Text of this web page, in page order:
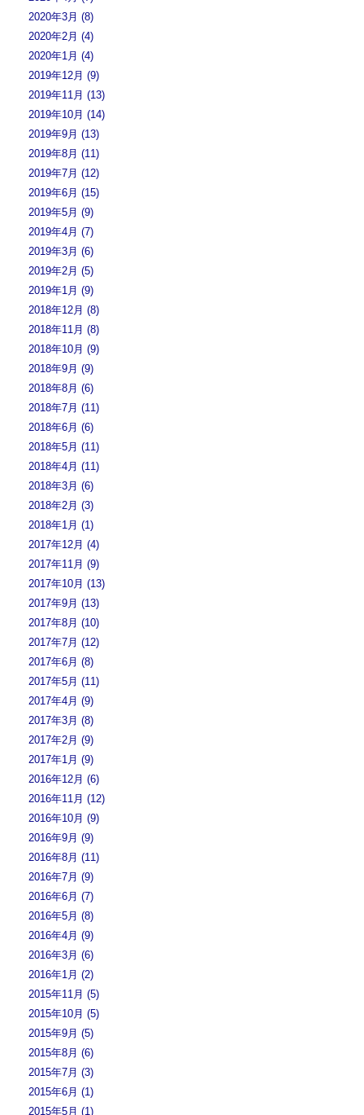
2020年3月 (8)
2020年2月 (4)
2020年1月 (4)
2019年12月 (9)
2019年11月 (13)
2019年10月 (14)
2019年9月 (13)
2019年8月 (11)
2019年7月 (12)
2019年6月 (15)
2019年5月 (9)
2019年4月 (7)
2019年3月 (6)
2019年2月 (5)
2019年1月 (9)
2018年12月 (8)
2018年11月 (8)
2018年10月 (9)
2018年9月 (9)
2018年8月 (6)
2018年7月 (11)
2018年6月 (6)
2018年5月 (11)
2018年4月 (11)
2018年3月 (6)
2018年2月 (3)
2018年1月 (1)
2017年12月 (4)
2017年11月 (9)
2017年10月 (13)
2017年9月 (13)
2017年8月 (10)
2017年7月 (12)
2017年6月 (8)
2017年5月 (11)
2017年4月 (9)
2017年3月 (8)
2017年2月 (9)
2017年1月 (9)
2016年12月 (6)
2016年11月 (12)
2016年10月 (9)
2016年9月 (9)
2016年8月 (11)
2016年7月 (9)
2016年6月 (7)
2016年5月 (8)
2016年4月 (9)
2016年3月 (6)
2016年1月 (2)
2015年11月 (5)
2015年10月 (5)
2015年9月 (5)
2015年8月 (6)
2015年7月 (3)
2015年6月 (1)
2015年5月 (1)